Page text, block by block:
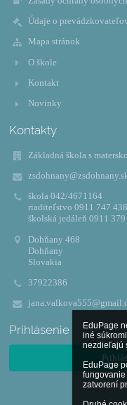
EduPage
iné
nezdieľajú
EduPage
zatvorení
Údaje o
Mapa stránok
O škole
Kontakt
Novinky
Kontakty
Základná škola s
škola 042/4671164
riaditeľstvo 0911 747 438
školská jedáleň 0911 379
Dohňany 468
Dohňany
Slovakia
37922386
Prihlásenie
Neviem